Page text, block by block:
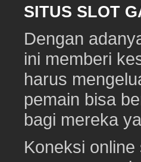
SITUS SLOT
Dengan
ini memberi
harus
pemain bisa
bagi mereka
Koneksi